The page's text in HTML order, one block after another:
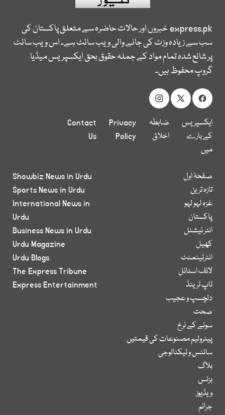
express.pkخبروں اور حالات حاضرہ سے متعلق پاکستان کی
سب سے زیادہ وزٹ کی جانے والی ویب سائٹ ہے۔ اس ویب سائٹ
پر شائع شدہ تمام مواد کے جملہ حقوق بحق ایکسپریس میڈیا
گروپ محفوظ ہیں۔
ایکسپریس
کے بارے
میں
ضابطہ
اخلاق
Privacy
Policy
Contact
Us
صفحۂ اول
تازہ ترین
غزہ لہو لہو
پاکستان
انٹر نیشنل
کھیل
انٹرٹینمنٹ
لائف اسٹائل
ٹاپ ٹرینڈ
دلچسپ و عجیب
صحت
سونے کے نرخ
پیٹرولیم مصنوعات کی قیمتیں
سائنس و ٹیکنالوجی
بلاگ
بزنس
ویڈیوز
جرائم
Showbiz News in Urdu
Sports News in Urdu
International News in
Urdu
Business News in Urdu
Urdu Magazine
Urdu Blogs
The Express Tribune
Express Entertainment